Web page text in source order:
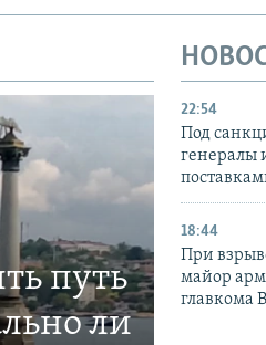
путь
ли
22:54
Под
генералы
18:44
При
майор
главкома